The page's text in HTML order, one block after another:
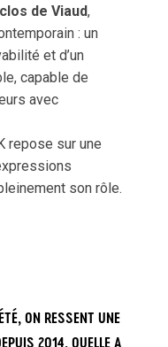
de Viaud,
: un
et d’un
capable de
avec
repose sur une
son rôle.
ON RESSENT UNE
2014, QUELLE A